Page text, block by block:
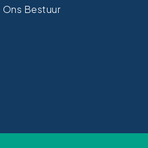
Ons Bestuur